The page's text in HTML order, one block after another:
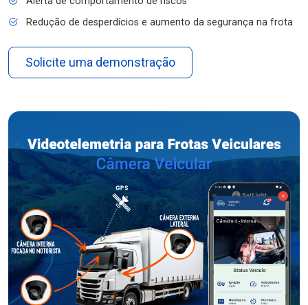
Redução de desperdícios e aumento da segurança na frota
Solicite uma demonstração